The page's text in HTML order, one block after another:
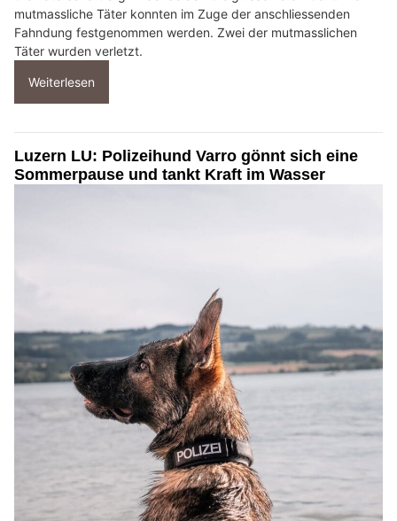
mutmassliche Täter konnten im Zuge der anschliessenden
Fahndung festgenommen werden. Zwei der mutmasslichen
Täter wurden verletzt.
Weiterlesen
Luzern LU: Polizeihund Varro gönnt sich eine
Sommerpause und tankt Kraft im Wasser